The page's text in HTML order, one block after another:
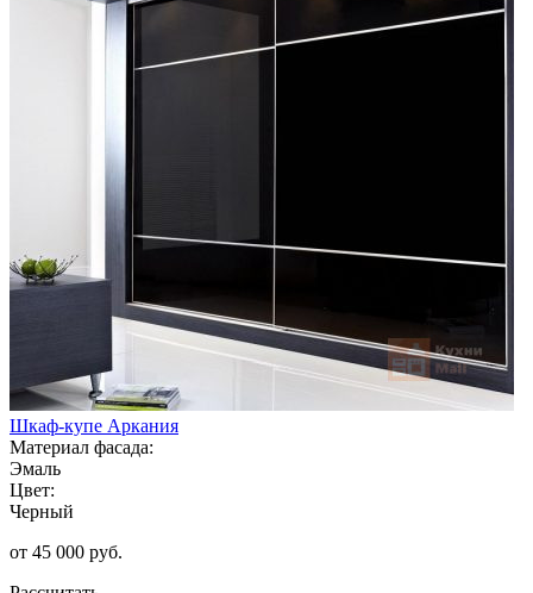
Шкаф-купе Аркания
Материал фасада:
Эмаль
Цвет:
Черный
от 45 000 руб.